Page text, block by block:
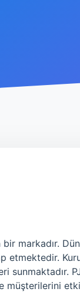
bir markadır.
etmektedir.
sunmaktadır.